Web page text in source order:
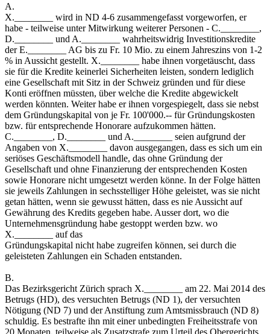
A.
X.________ wird in ND 4-6 zusammengefasst vorgeworfen, er
habe - teilweise unter Mitwirkung weiterer Personen - C.________,
D.________ und A.________ wahrheitswidrig Investitionskredite
der E.________ AG bis zu Fr. 10 Mio. zu einem Jahreszins von 1-2
% in Aussicht gestellt. X.________ habe ihnen vorgetäuscht, dass
sie für die Kredite keinerlei Sicherheiten leisten, sondern lediglich
eine Gesellschaft mit Sitz in der Schweiz gründen und für diese
Konti eröffnen müssten, über welche die Kredite abgewickelt
werden könnten. Weiter habe er ihnen vorgespiegelt, dass sie nebst
dem Gründungskapital von je Fr. 100'000.-- für Gründungskosten
bzw. für entsprechende Honorare aufzukommen hätten.
C.________, D.________ und A.________ seien aufgrund der
Angaben von X.________ davon ausgegangen, dass es sich um ein
seriöses Geschäftsmodell handle, das ohne Gründung der
Gesellschaft und ohne Finanzierung der entsprechenden Kosten
sowie Honorare nicht umgesetzt werden könne. In der Folge hätten
sie jeweils Zahlungen in sechsstelliger Höhe geleistet, was sie nicht
getan hätten, wenn sie gewusst hätten, dass es nie Aussicht auf
Gewährung des Kredits gegeben habe. Ausser dort, wo die
Unternehmensgründung habe gestoppt werden bzw. wo
X.________ auf das
Gründungskapital nicht habe zugreifen können, sei durch die
geleisteten Zahlungen ein Schaden entstanden.
B.
Das Bezirksgericht Zürich sprach X.________ am 22. Mai 2014 des
Betrugs (HD), des versuchten Betrugs (ND 1), der versuchten
Nötigung (ND 7) und der Anstiftung zum Amtsmissbrauch (ND 8)
schuldig. Es bestrafte ihn mit einer unbedingten Freiheitsstrafe von
20 Monaten, teilweise als Zusatzstrafe zum Urteil des Obergerichts